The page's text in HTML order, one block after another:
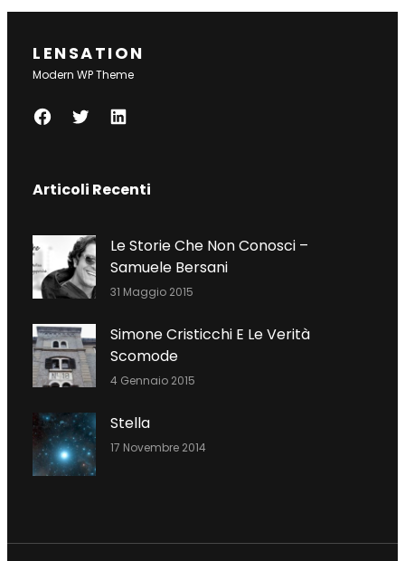
LENSATION
Modern WP Theme
F
E
O
O
K
T
T
E
R
L
K
N
Articoli Recenti
Le Storie Che Non Conosci –
Samuele Bersani
31 Maggio 2015
Simone Cristicchi E Le Verità
Scomode
4 Gennaio 2015
Stella
17 Novembre 2014